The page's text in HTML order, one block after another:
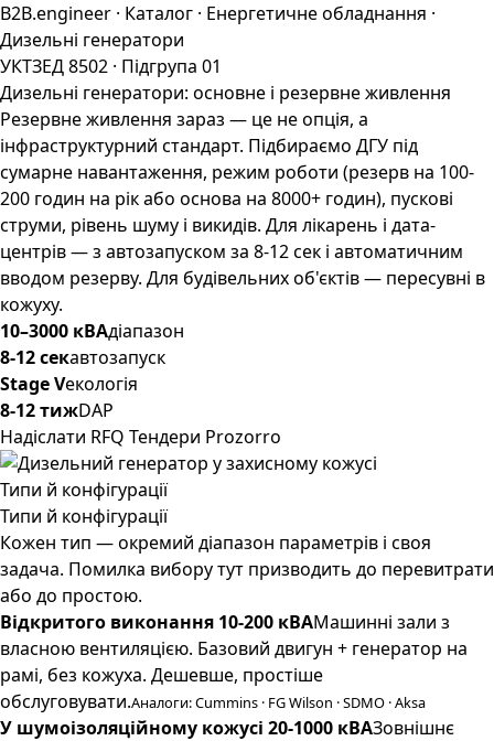
B2B.engineer · Каталог · Енергетичне обладнання ·
Дизельні генератори
УКТЗЕД 8502 · Підгрупа 01
Дизельні генератори: основне і резервне живлення
Резервне живлення зараз — це не опція, а
інфраструктурний стандарт. Підбираємо ДГУ під
сумарне навантаження, режим роботи (резерв на 100-
200 годин на рік або основа на 8000+ годин), пускові
струми, рівень шуму і викидів. Для лікарень і дата-
центрів — з автозапуском за 8-12 сек і автоматичним
вводом резерву. Для будівельних об'єктів — пересувні в
кожуху.
10–3000 кВАдіапазон
8-12 секавтозапуск
Stage Vекологія
8-12 тижDAP
Надіслати RFQ Тендери Prozorro
Типи й конфігурації
Типи й конфігурації
Кожен тип — окремий діапазон параметрів і своя
задача. Помилка вибору тут призводить до перевитрати
або до простою.
Відкритого виконання 10-200 кВАМашинні зали з
власною вентиляцією. Базовий двигун + генератор на
рамі, без кожуха. Дешевше, простіше
обслуговувати.Аналоги: Cummins · FG Wilson · SDMO · Aksa
У шумоізоляційному кожусі 20-1000 кВАЗовнішнє